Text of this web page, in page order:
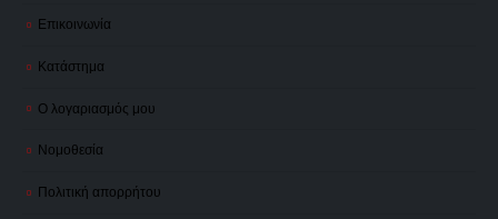
Επικοινωνία
Κατάστημα
Ο λογαριασμός μου
Νομοθεσία
Πολιτική απορρήτου